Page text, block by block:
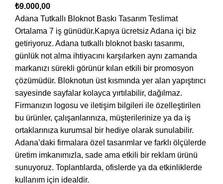
₺9.000,00
Adana Tutkallı Bloknot Baskı Tasarım Teslimat
Ortalama 7 iş günüdür.Kapıya ücretsiz Adana içi biz
getiriyoruz. Adana tutkallı bloknot baskı tasarımı,
günlük not alma ihtiyacını karşılarken aynı zamanda
markanızı sürekli görünür kılan etkili bir promosyon
çözümüdür. Bloknotun üst kısmında yer alan yapıştırıcı
sayesinde sayfalar kolayca yırtılabilir, dağılmaz.
Firmanızın logosu ve iletişim bilgileri ile özelleştirilen
bu ürünler, çalışanlarınıza, müşterilerinize ya da iş
ortaklarınıza kurumsal bir hediye olarak sunulabilir.
Adana’daki firmalara özel tasarımlar ve farklı ölçülerde
üretim imkanımızla, sade ama etkili bir reklam ürünü
sunuyoruz. Toplantılarda, ofislerde ya da etkinliklerde
kullanım için idealdir.